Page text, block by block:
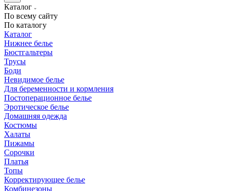
Каталог
По всему сайту
По каталогу
Каталог
Нижнее белье
Бюстгальтеры
Трусы
Боди
Невидимое белье
Для беременности и кормления
Постоперационное белье
Эротическое белье
Домашняя одежда
Костюмы
Халаты
Пижамы
Сорочки
Платья
Топы
Корректирующее белье
Комбинезоны